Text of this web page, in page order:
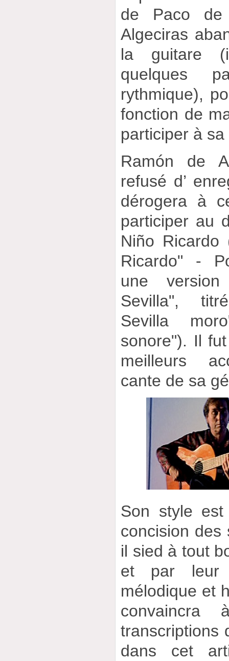
de Paco de
Algeciras
la guitare
quelques
rythmique),
fonction de
participer à
Ramón de
refusé d’
dérogera à
participer au
Niño Ricardo
Ricardo" -
une
Sevilla",
Sevilla
sonore"). Il
meilleurs
cante de sa
Son style
concision des
il sied à tout
et par leur
mélodique et
transcriptions
dans cet